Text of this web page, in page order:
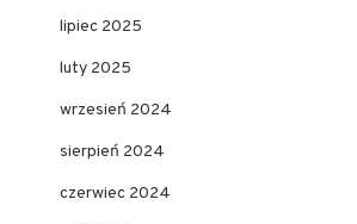
lipiec 2025
luty 2025
wrzesień 2024
sierpień 2024
czerwiec 2024